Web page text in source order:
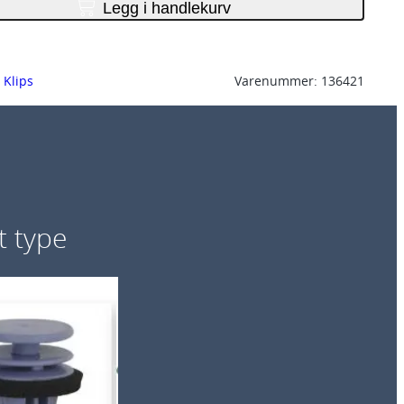
Legg i handlekurv
Klips Varenummer: 136421
type